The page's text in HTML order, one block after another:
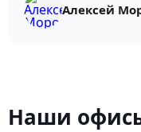
Алексей
Наши